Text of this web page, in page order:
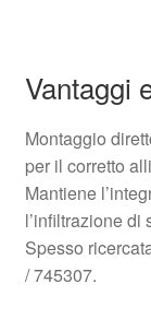
Vantaggi
Montaggio
per il corretto
Mantiene
l’infiltrazione di
Spesso
/ 745307.